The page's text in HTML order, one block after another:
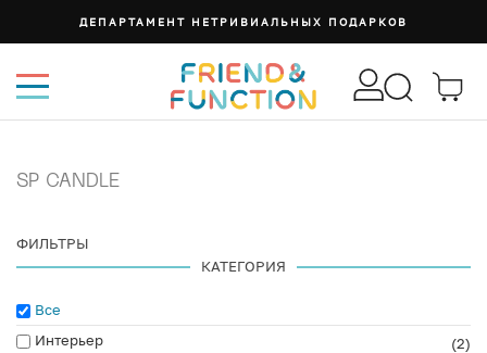
ДЕПАРТАМЕНТ НЕТРИВИАЛЬНЫХ ПОДАРКОВ
SP CANDLE
ФИЛЬТРЫ
КАТЕГОРИЯ
Все
Интерьер
(2)